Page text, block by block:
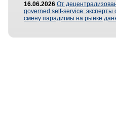
16.06.2026 От
governed self-service: эксперты
смену парадигмы на рынке